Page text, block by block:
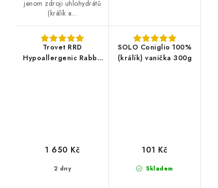
jenom zdroji uhlohydrátů
(králík a...
Trovet RRD
Hypoallergenic Rabbit
2 dny
1 650 Kč
SOLO Coniglio 100%
(králík) vanička 300g
Skladem
101 Kč